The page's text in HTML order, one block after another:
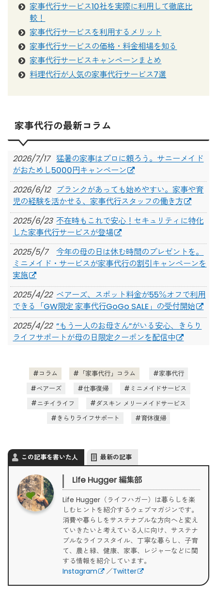
家事代行サービス10社を実際に利用して徹底比
較！
家事代行サービスを利用するメリット
家事代行サービスの価格・料金相場を知る
家事代行サービスキャンペーンまとめ
料理代行が人気の家事代行サービス7選
家事代行の最新コラム
2026/7/17 猛暑の家事はプロに頼ろう。サニーメイド
がおためし5000円キャンペーン
2026/6/12
ブランクがあっても始めやすい。家事や育
児の経験を活かせる、家事代行スタッフの働き方
2025/6/23 不在時もこれで安心！セキュリティに特化
した家事代行サービスが登場
2025/5/7
今年の母の日は休む時間のプレゼントを。
ミニメイド・サービスが家事代行の割引キャンペーンを
実施
2025/4/22 ベアーズ、スポット料金が55％オフで利用
できる「GW限定 家事代行GoGo SALE」の受付開始
2025/4/22 “もう一人のお母さん”がいる安心、きらり
ライフサポートが母の日限定クーポンを配信中
ビューキャンペーン」開始
2025/1/15
勉強に集中できる環境をサポート！ピナイ
家事代行サービス、受験生応援キャンペーン実施中
ミニメイド・サービス、設立40周年を記念
2024/12/2 Life Hugger運営のハーチ社、12/4～6の
SDGs Week EXPO 2024「サーキュラーパートナーシ
ップEXPO」に出展、プレゼンステージに登壇
2024/11/1
サニーメイド・サービス、「家事代行サー
ビスに大掃除をおまかせ！年末限定キャンペーン」実施
ピナイ家事代行サービス、港区の「産前産
後家事・育児支援サービス」の提携事業者として家事代
行サービス提供開始！
家事代行のミニメイド・サービス、「春の
コラム 「家事代行」コラム
家事代行
ベアーズ
仕事復帰
ミニメイドサービス
ニチイライフ
ダスキン メリーメイドサービス
きらりライフサポート
育休復帰
この記事を書いた人 最新の記事
Life Hugger 編集部
Life Hugger（ライフハガー）は暮らしを楽
しむヒントを紹介するウェブマガジンです。
消費や暮らしをサステナブルな方向へと変え
ていきたいと考えている人に向け、サステナ
ブルなライフスタイル、丁寧な暮らし、子育
て、農と緑、健康、家事、レジャーなどに関
する情報を紹介しています。
Instagram
／Twitter